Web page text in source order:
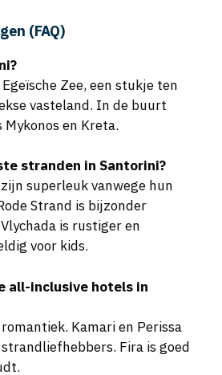
Zee, een stukje ten
vasteland. In de buurt
en Kreta.
superleuk vanwege hun
Strand is bijzonder
is rustiger en
voor kids.
Kamari en Perissa
Fira is goed